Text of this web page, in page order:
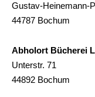
Gustav-Heinemann-
44787 Bochum
Abholort Bücherei
Unterstr. 71
44892 Bochum